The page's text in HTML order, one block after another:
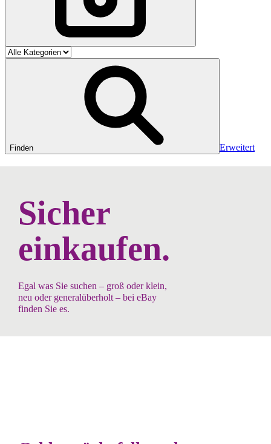
Finden Erweitert
Sicher
einkaufen.
Egal was Sie suchen – groß oder klein,
neu oder generalüberholt – bei eBay
finden Sie es.